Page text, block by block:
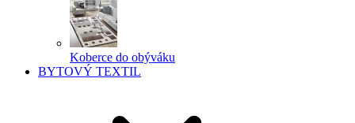
Koberce do obýváku
BYTOVÝ TEXTIL